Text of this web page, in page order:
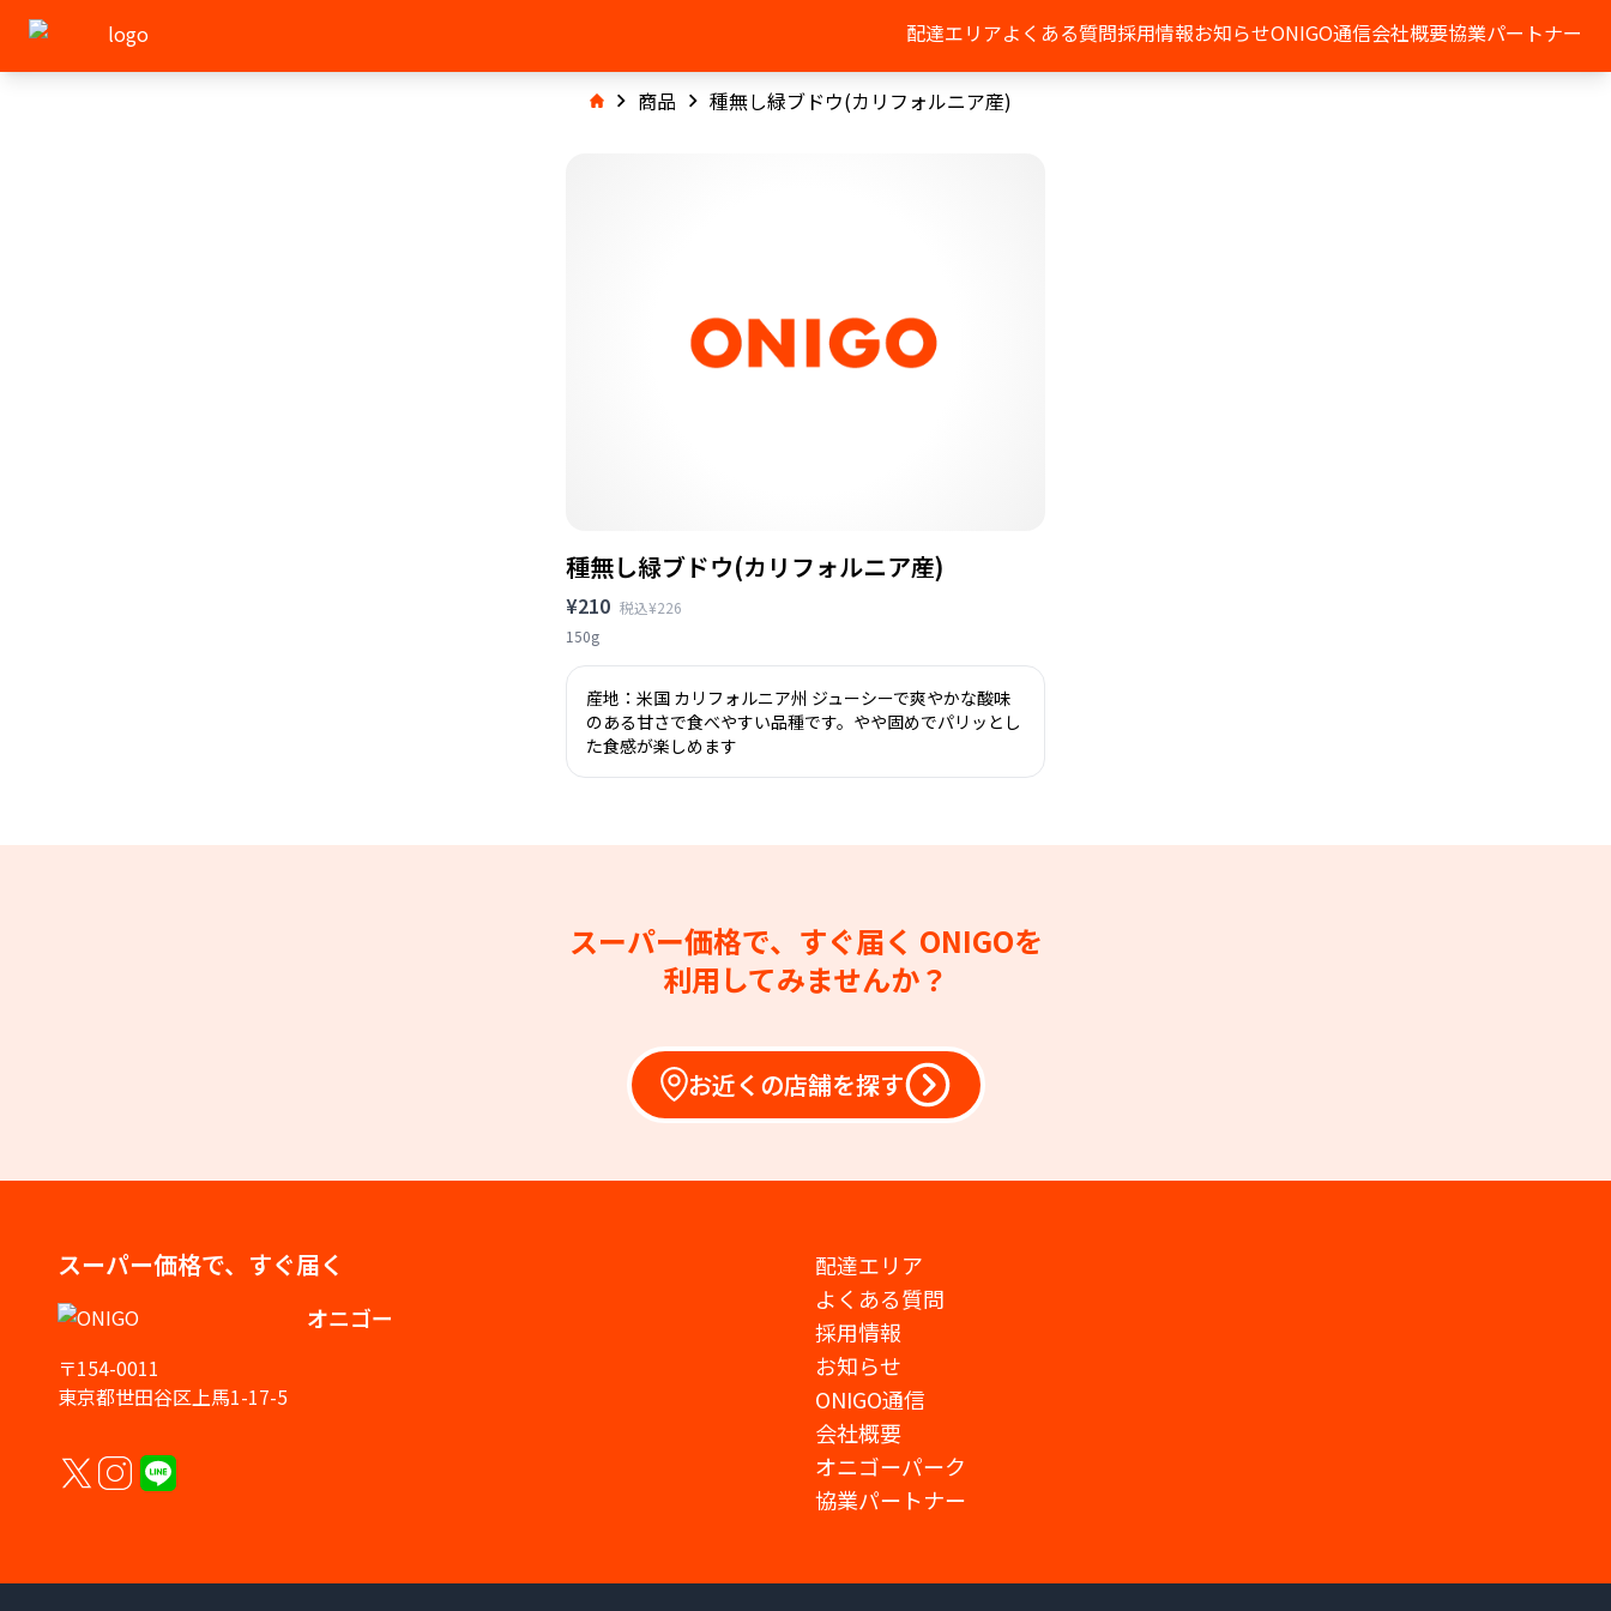
配達エリアよくある質問採用情報お知らせONIGO通信会社概要協業パートナー
商品 種無し緑ブドウ(カリフォルニア産)
種無し緑ブドウ(カリフォルニア産)
¥210 税込¥226
150g
産地：米国 カリフォルニア州 ジューシーで爽やかな酸味
のある甘さで食べやすい品種です。やや固めでパリッとし
た食感が楽しめます
スーパー価格で、すぐ届く ONIGOを
利用してみませんか？
お近くの店舗を探す
スーパー価格で、すぐ届く
オニゴー
〒154-0011
東京都世田谷区上馬1-17-5
配達エリア
よくある質問
採用情報
お知らせ
ONIGO通信
会社概要
オニゴーパーク
協業パートナー